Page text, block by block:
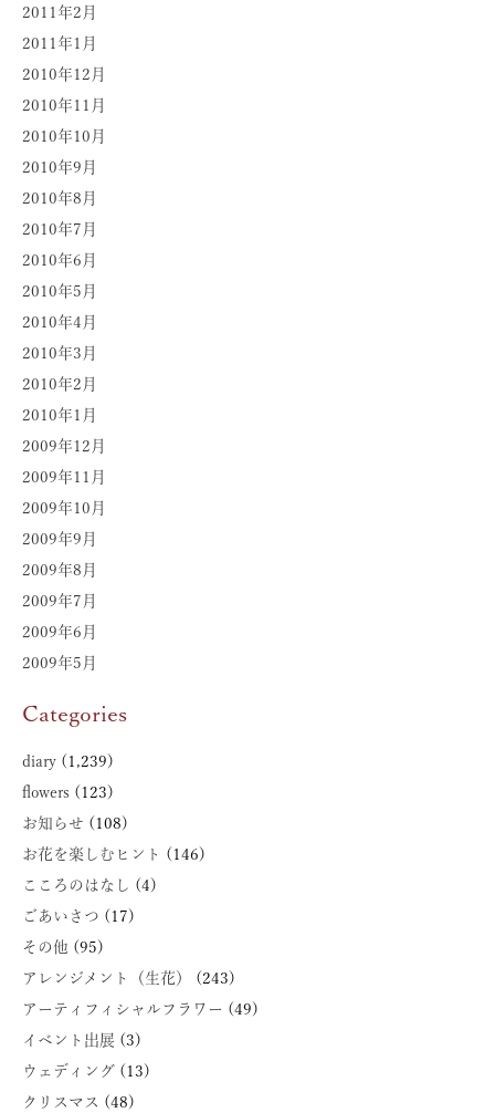
2011年2月
2011年1月
2010年12月
2010年11月
2010年10月
2010年9月
2010年8月
2010年7月
2010年6月
2010年5月
2010年4月
2010年3月
2010年2月
2010年1月
2009年12月
2009年11月
2009年10月
2009年9月
2009年8月
2009年7月
2009年6月
2009年5月
Categories
diary (1,239)
flowers (123)
お知らせ (108)
お花を楽しむヒント
(146)
こころのはなし (4)
ごあいさつ (17)
その他 (95)
アレンジメント（生花）
(243)
アーティフィシャルフラワー (49)
イベント出展 (3)
ウェディング (13)
クリスマス (48)